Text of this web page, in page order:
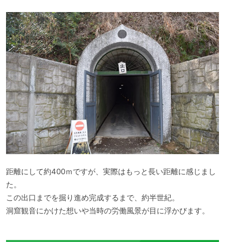
距離にして約400ｍですが、実際はもっと長い距離に感じまし
た。
この出口までを掘り進め完成するまで、約半世紀。
洞窟観音にかけた想いや当時の労働風景が目に浮かびます。